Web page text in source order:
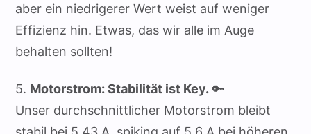
aber ein niedrigerer Wert weist auf weniger
Effizienz hin. Etwas, das wir alle im Auge
behalten sollten!
5. Motorstrom: Stabilität ist Key. 🔑
Unser durchschnittlicher Motorstrom bleibt